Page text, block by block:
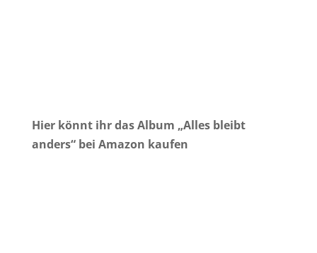
Hier könnt ihr das Album „Alles bleibt
anders“ bei Amazon kaufen